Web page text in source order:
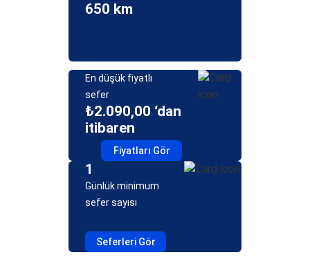
650 km
En düşük fiyatlı
sefer
₺2.090,00 ‘dan
itibaren
Fiyatları Gör
1
Günlük minimum
sefer sayısı
Seferleri Gör